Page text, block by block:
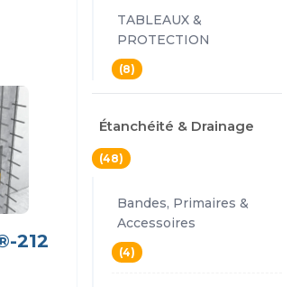
212
TABLEAUX &
PROTECTION
(8)
Étanchéité & Drainage
(48)
Bandes, Primaires &
Accessoires
(4)